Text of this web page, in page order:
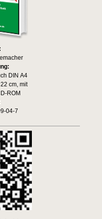
DIN A4
cm, mit
ROM
04-7